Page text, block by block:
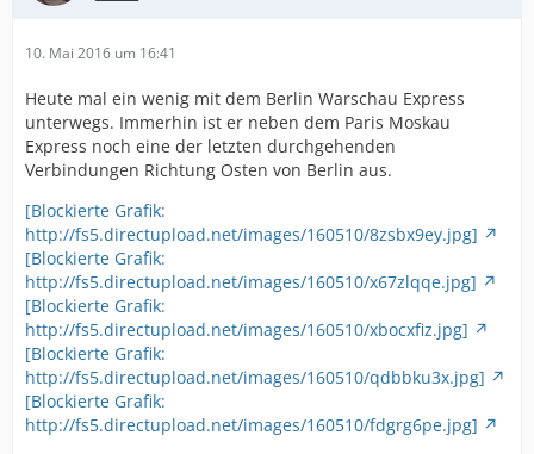
10. Mai 2016 um 16:41
Heute mal ein wenig mit dem Berlin Warschau Express
unterwegs. Immerhin ist er neben dem Paris Moskau
Express noch eine der letzten durchgehenden
Verbindungen Richtung Osten von Berlin aus.
[Blockierte Grafik:
http://fs5.directupload.net/images/160510/8zsbx9ey.jpg]
[Blockierte Grafik:
http://fs5.directupload.net/images/160510/x67zlqqe.jpg]
[Blockierte Grafik:
http://fs5.directupload.net/images/160510/xbocxfiz.jpg]
[Blockierte Grafik:
http://fs5.directupload.net/images/160510/qdbbku3x.jpg]
[Blockierte Grafik:
http://fs5.directupload.net/images/160510/fdgrg6pe.jpg]